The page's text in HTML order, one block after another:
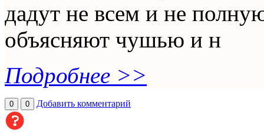
дадут не всем и не
объясняют чушью и н
Подробнее >>
0 0 Добавить комментарий